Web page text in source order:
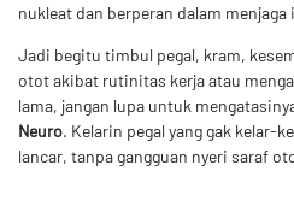
nukleat dan berperan dalam
Jadi begitu timbul pegal, kram,
otot akibat rutinitas kerja atau
lama, jangan lupa untuk
Neuro. Kelarin pegal yang gak kelar-
lancar, tanpa gangguan nyeri saraf